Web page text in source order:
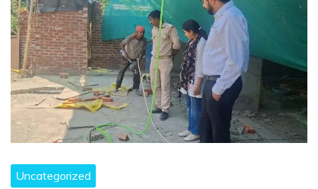
Uncategorized